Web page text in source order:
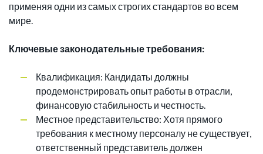
применяя одни из самых строгих стандартов во всем
мире.
Ключевые законодательные требования:
Квалификация: Кандидаты должны
продемонстрировать опыт работы в отрасли,
финансовую стабильность и честность.
Местное представительство: Хотя прямого
требования к местному персоналу не существует,
ответственный представитель должен